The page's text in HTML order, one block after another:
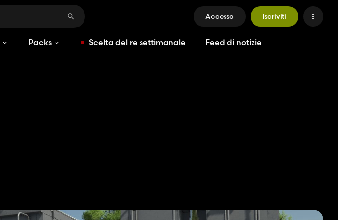
Accesso Iscriviti
Packs Scelta del re settimanale Feed di notizie